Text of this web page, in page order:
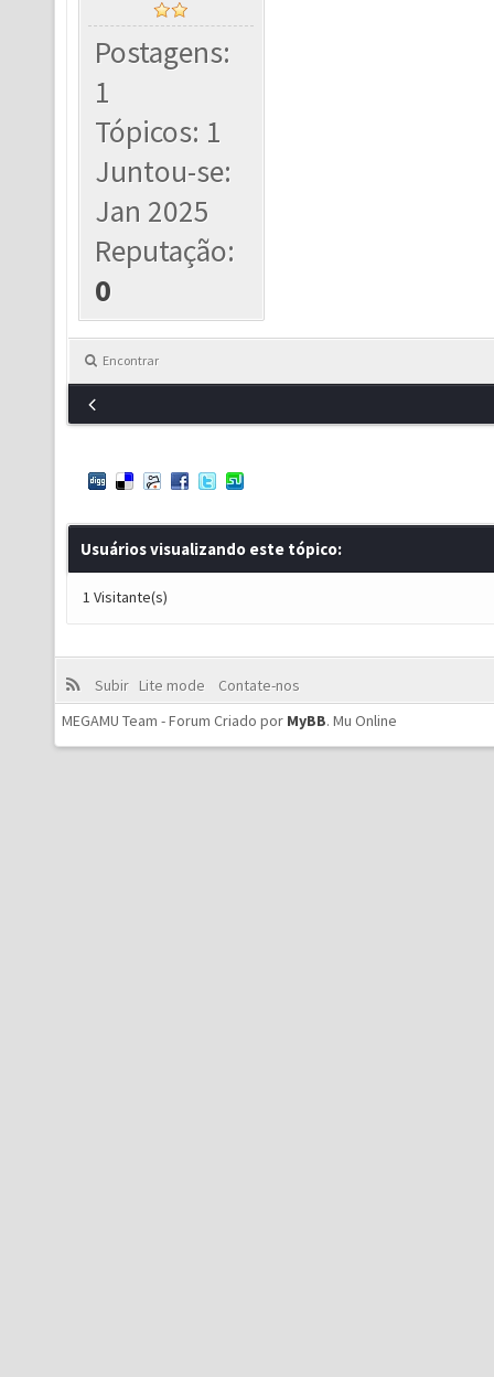
Postagens:
1
Tópicos: 1
Juntou-se:
Jan 2025
Reputação:
0
Encontrar
Usuários visualizando este tópico:
1 Visitante(s)
Subir Lite mode
Contate-nos
MEGAMU Team - Forum Criado por MyBB. Mu Online